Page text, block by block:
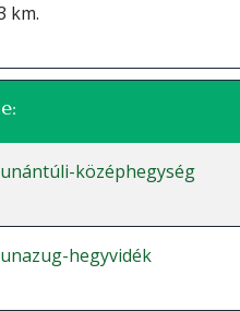
km.
középhegység
hegyvidék